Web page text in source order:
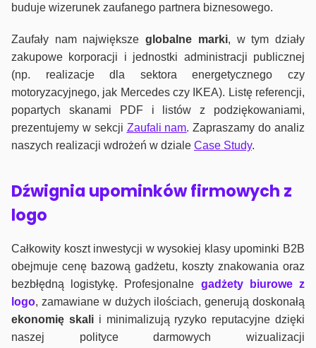
buduje wizerunek zaufanego partnera biznesowego.
Zaufały nam największeglobalne marki, w tym działy
zakupowe korporacji i jednostki administracji publicznej
(np. realizacje dla sektora energetycznego czy
motoryzacyjnego, jak Mercedes czy IKEA). Listę referencji,
popartych skanami PDF i listów z podziękowaniami,
prezentujemy w sekcji Zaufali nam. Zapraszamy do analiz
naszych realizacji wdrożeń w dziale Case Study.
Dźwignia upominków firmowych z
logo
Całkowity koszt inwestycji w wysokiej klasy upominki B2B
obejmuje cenę bazową gadżetu, koszty znakowania oraz
bezbłędną logistykę. Profesjonalne gadżety biurowe z
logo, zamawiane w dużych ilościach, generują doskonałą
ekonomię skalii minimalizują ryzyko reputacyjne dzięki
naszej polityce darmowych wizualizacji